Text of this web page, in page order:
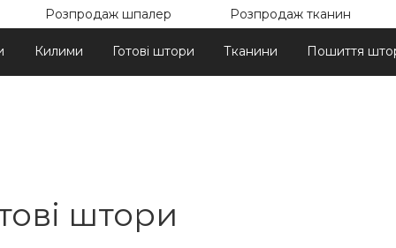
Розпродаж шпалер Розпродаж тканин
Килими Готові штори Тканини Пошиття
штори